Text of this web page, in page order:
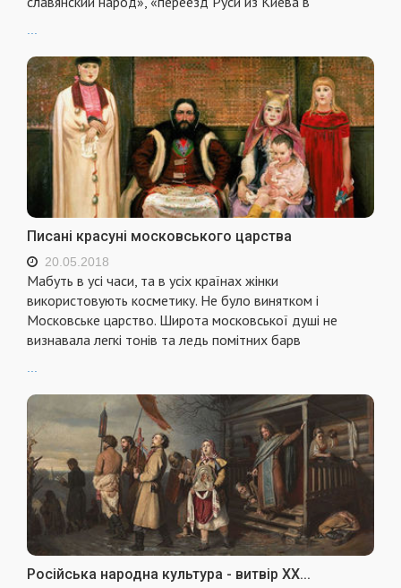
Писані красуні московського царства
20.05.2018
Мабуть в усі часи, та в усіх країнах жінки
використовують косметику. Не було винятком і
Московське царство. Широта московської душі не
визнавала легкі тонів та ледь помітних барв
Російська народна культура - витвір ХХ...